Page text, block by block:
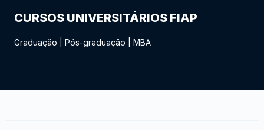
CURSOS UNIVERSITÁRIOS FIAP
Graduação Pós-graduação MBA